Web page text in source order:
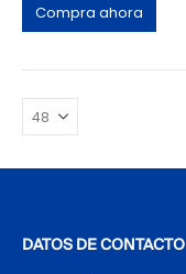
Compra ahora
DATOS DE CONTACTO